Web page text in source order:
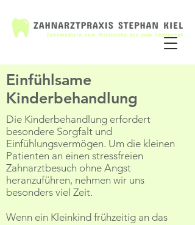
Einfühlsame
Kinderbehandlung
Die Kinderbehandlung erfordert
besondere Sorgfalt und
Einfühlungsvermögen. Um die kleinen
Patienten an einen stressfreien
Zahnarztbesuch ohne Angst
heranzuführen, nehmen wir uns
besonders viel Zeit.
Wenn ein Kleinkind frühzeitig an das